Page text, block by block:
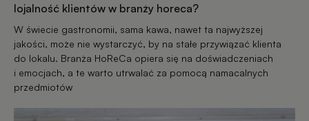
lojalność klientów w branży horeca?
W świecie gastronomii, sama kawa, nawet ta najwyższej
jakości, może nie wystarczyć, by na stałe przywiązać klienta
do lokalu. Branża HoReCa opiera się na doświadczeniach
i emocjach, a te warto utrwalać za pomocą namacalnych
przedmiotów